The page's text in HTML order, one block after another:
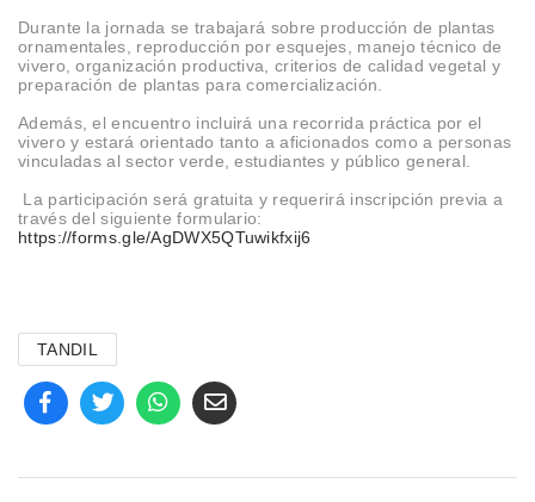
Durante la jornada se trabajará sobre producción de plantas
ornamentales, reproducción por esquejes, manejo técnico de
vivero, organización productiva, criterios de calidad vegetal y
preparación de plantas para comercialización.
Además, el encuentro incluirá una recorrida práctica por el
vivero y estará orientado tanto a aficionados como a personas
vinculadas al sector verde, estudiantes y público general.
La participación será gratuita y requerirá inscripción previa a
través del siguiente formulario:
https://forms.gle/AgDWX5QTuwikfxij6
TANDIL